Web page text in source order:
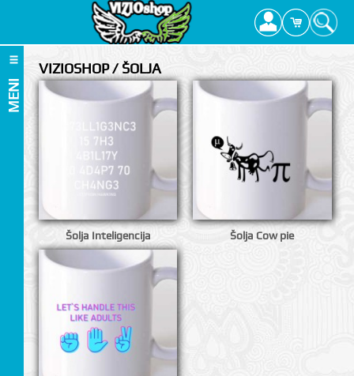
MENI
VIZIOSHOP / ŠOLJA
Šolja Inteligencija Šolja Cow pie